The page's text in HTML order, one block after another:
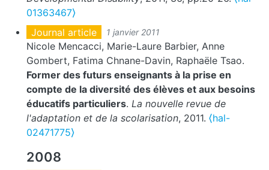
01363467⟩
Journal article
1 janvier 2011
Nicole Mencacci, Marie-Laure Barbier, Anne
Gombert, Fatima Chnane-Davin, Raphaële Tsao.
Former des futurs enseignants à la prise en
compte de la diversité des élèves et aux besoins
éducatifs particuliers. La nouvelle revue de
l'adaptation et de la scolarisation, 2011. ⟨hal-
02471775⟩
2008